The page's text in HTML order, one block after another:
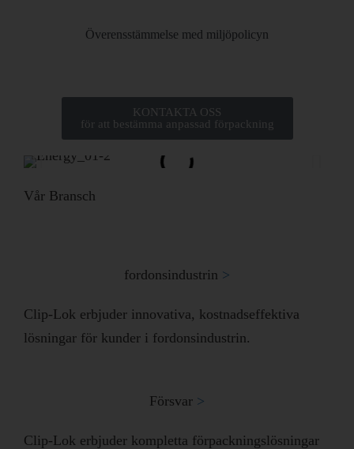
Överensstämmelse med miljöpolicyn
KONTAKTA OSS
för att bestämma anpassad förpackning
Vår Bransch
fordonsindustrin >​
Clip-Lok erbjuder innovativa, kostnadseffektiva
lösningar för kunder i fordonsindustrin.
Försvar >​
Clip-Lok erbjuder kompletta förpackningslösningar